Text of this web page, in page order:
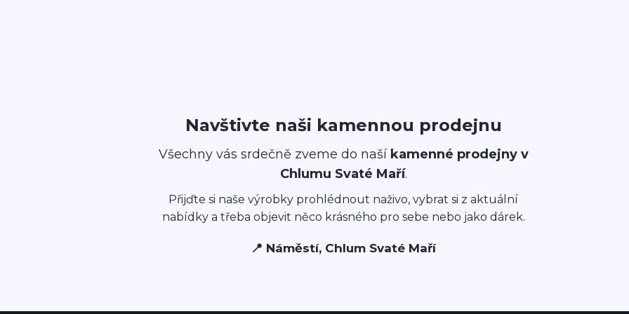
Navštivte naši kamennou prodejnu
Všechny vás srdečně zveme do naší kamenné prodejny v
Chlumu Svaté Maří.
Přijďte si naše výrobky prohlédnout naživo, vybrat si z aktuální
nabídky a třeba objevit něco krásného pro sebe nebo jako dárek.
📍 Náměstí, Chlum Svaté Maří